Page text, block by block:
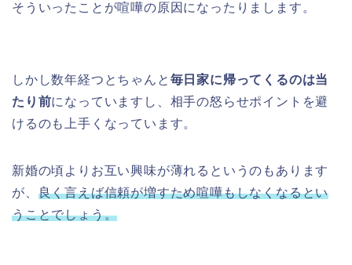
そういったことが喧嘩の原因になったりまします。
しかし数年経つとちゃんと 毎日家に帰ってくるのは当
たり前になっていますし、相手の怒らせポイントを避
けるのも上手くなっています。
新婚の頃よりお互い興味が薄れるというのもあります
が、 良く言えば信頼が増すため喧嘩もしなくなるとい
うことでしょう。